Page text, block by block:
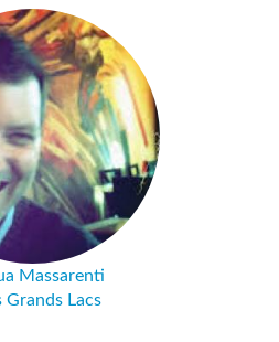
Massarenti
Grands Lacs